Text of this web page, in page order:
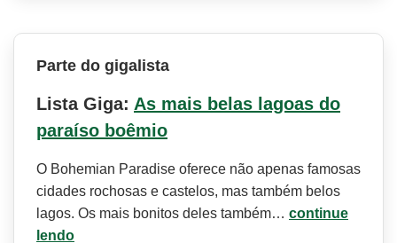
Parte do gigalista
Lista Giga: As mais belas lagoas do
paraíso boêmio
O Bohemian Paradise oferece não apenas famosas
cidades rochosas e castelos, mas também belos
lagos. Os mais bonitos deles também… continue
lendo